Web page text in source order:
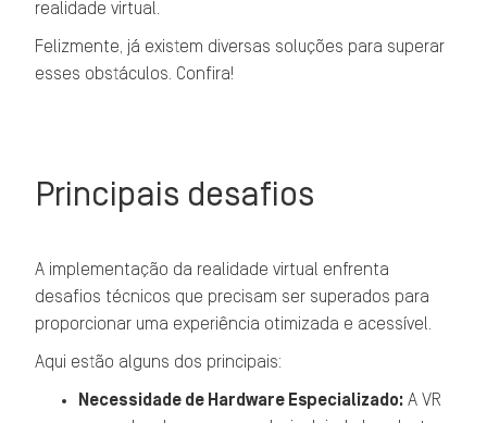
realidade virtual.
Felizmente, já existem diversas soluções para superar
esses obstáculos. Confira!
Principais desafios
A implementação da realidade virtual enfrenta
desafios técnicos que precisam ser superados para
proporcionar uma experiência otimizada e acessível.
Aqui estão alguns dos principais:
Necessidade de Hardware Especializado: A VR